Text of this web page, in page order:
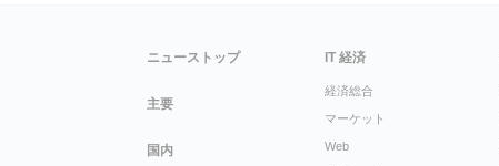
ニューストップ
主要
国内
IT 経済
経済総合
マーケット
Web